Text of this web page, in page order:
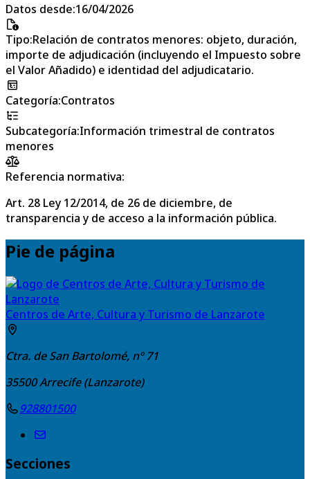
Datos desde:16/04/2026
Tipo:Relación de contratos menores: objeto, duración,
importe de adjudicación (incluyendo el Impuesto sobre
el Valor Añadido) e identidad del adjudicatario.
Categoría:Contratos
Subcategoría:Información trimestral de contratos
menores
Referencia normativa:
Art. 28 Ley 12/2014, de 26 de diciembre, de
transparencia y de acceso a la información pública.
Pie de página
Centros de Arte, Cultura y Turismo de Lanzarote
Ctra. de San Bartolomé, nº 71
35500Arrecife (Lanzarote)
928801500
Secciones